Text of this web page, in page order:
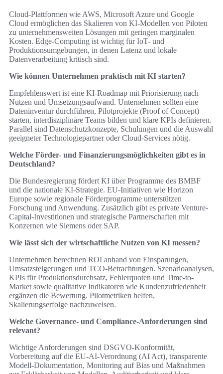
Cloud-Plattformen wie AWS, Microsoft Azure und Google
Cloud ermöglichen das Skalieren von KI-Modellen von Piloten
zu unternehmensweiten Lösungen mit geringen marginalen
Kosten. Edge-Computing ist wichtig für IoT- und
Produktionsumgebungen, in denen Latenz und lokale
Datenverarbeitung kritisch sind.
Wie können Unternehmen praktisch mit KI starten?
Empfehlenswert ist eine KI-Roadmap mit Priorisierung nach
Nutzen und Umsetzungsaufwand. Unternehmen sollten eine
Dateninventur durchführen, Pilotprojekte (Proof of Concept)
starten, interdisziplinäre Teams bilden und klare KPIs definieren.
Parallel sind Datenschutzkonzepte, Schulungen und die Auswahl
geeigneter Technologiepartner oder Cloud-Services nötig.
Welche Förder- und Finanzierungsmöglichkeiten gibt es in
Deutschland?
Die Bundesregierung fördert KI über Programme des BMBF
und die nationale KI-Strategie. EU-Initiativen wie Horizon
Europe sowie regionale Förderprogramme unterstützen
Forschung und Anwendung. Zusätzlich gibt es private Venture-
Capital-Investitionen und strategische Partnerschaften mit
Konzernen wie Siemens oder SAP.
Wie lässt sich der wirtschaftliche Nutzen von KI messen?
Unternehmen berechnen ROI anhand von Einsparungen,
Umsatzsteigerungen und TCO-Betrachtungen. Szenarioanalysen,
KPIs für Produktionsdurchsatz, Fehlerquoten und Time-to-
Market sowie qualitative Indikatoren wie Kundenzufriedenheit
ergänzen die Bewertung. Pilotmetriken helfen,
Skalierungserfolge nachzuweisen.
Welche Governance- und Compliance-Anforderungen sind
relevant?
Wichtige Anforderungen sind DSGVO-Konformität,
Vorbereitung auf die EU-AI-Verordnung (AI Act), transparente
Modell-Dokumentation, Monitoring auf Bias und Maßnahmen